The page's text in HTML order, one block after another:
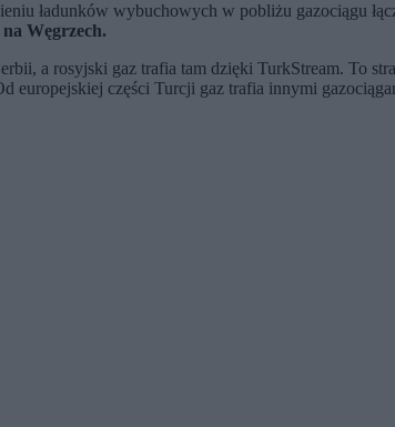
ładunków wybuchowych w pobliżu gazociągu
Węgrzech.
a rosyjski gaz trafia tam dzięki TurkStream. To
europejskiej części Turcji gaz trafia innymi